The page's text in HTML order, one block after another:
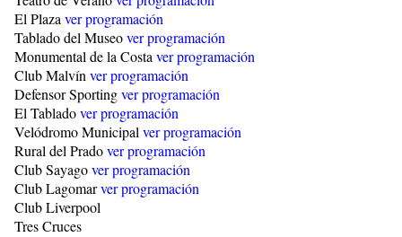
El Plazaver programación
Tablado del Museover programación
Monumental de la Costaver programación
Club Malvínver programación
Defensor Sportingver programación
El Tabladover programación
Velódromo Municipalver programación
Rural del Pradover programación
Club Sayagover programación
Club Lagomarver programación
Club Liverpool
Tres Cruces